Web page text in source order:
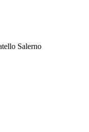
Salerno